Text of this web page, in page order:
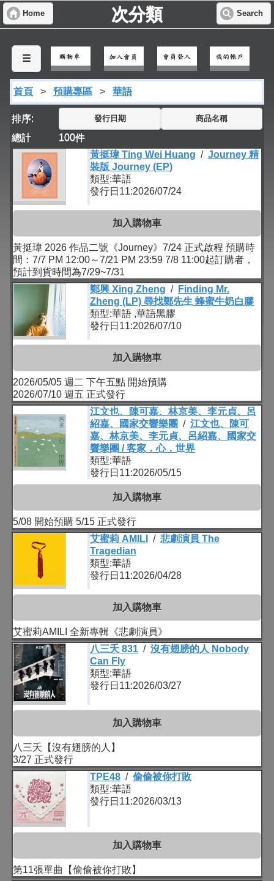
Home 次分類 Search
☰
首頁 > 預購專區 > 華語
排序: 發行日期 商品名稱
總計 100件
黃挺瑋 Ting Wei Huang / Journey 精
裝版 Journey (EP)
類型:華語
發行日11:2026/07/24
加入購物車
黃挺瑋 2026 作品二號《Journey》7/24 正式啟程 預購時
間：7/7 PM 12:00～7/21 PM 23:59 7/8 11:00起訂購者，
預計到貨時間為7/29~7/31
鄭興 Xing Zheng / Finding Mr.
Zheng (LP) 尋找鄭先生 蜂蜜牛奶白膠
類型:華語 ,華語黑膠
發行日11:2026/07/10
加入購物車
2026/05/05 週二 下午五點 開始預購
2026/07/10 週五 正式發行
江文也、陳可嘉、林京美、李元貞、呂
紹嘉、國家交響樂團 / 江文也、陳可
嘉、林京美、李元貞、呂紹嘉、國家交
響樂團 / 客家．心．世界
類型:華語
發行日11:2026/05/15
加入購物車
5/08 開始預購 5/15 正式發行
艾蜜莉 AMILI
/ 悲劇演員 The
Tragedian
類型:華語
發行日11:2026/04/28
加入購物車
艾蜜莉AMILI 全新專輯《悲劇演員》
八三夭 831 / 沒有翅膀的人 Nobody
Can Fly
類型:華語
發行日11:2026/03/27
加入購物車
八三夭【沒有翅膀的人】
3/27 正式發行
TPE48 / 偷偷被你打敗
類型:華語
發行日11:2026/03/13
加入購物車
第11張單曲【偷偷被你打敗】